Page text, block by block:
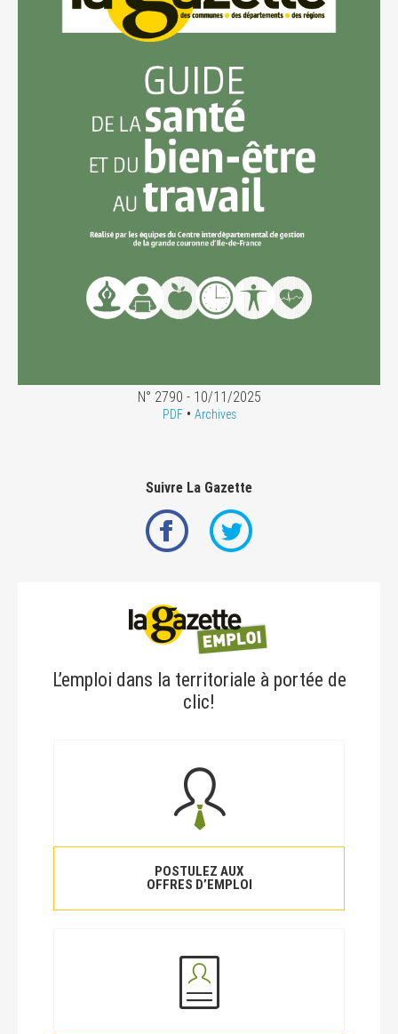
N° 2790 - 10/11/2025
PDF• Archives
Suivre La Gazette
L’emploi dans la territoriale à portée de
clic!
POSTULEZ AUX
OFFRES D’EMPLOI